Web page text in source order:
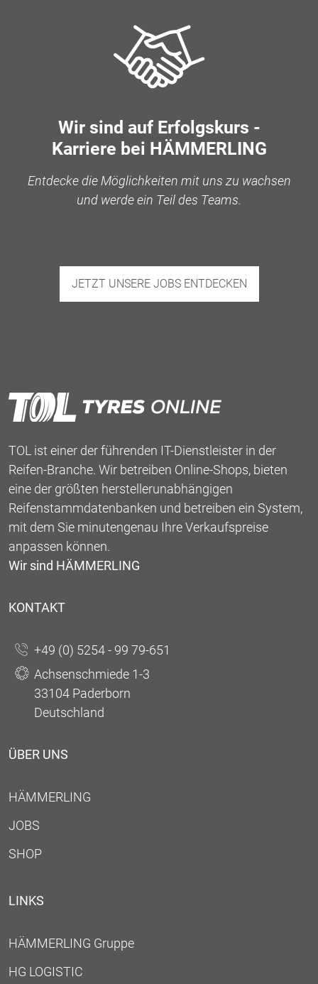
Wir sind auf Erfolgskurs -
Karriere bei HÄMMERLING
Entdecke die Möglichkeiten mit uns zu wachsen
und werde ein Teil des Teams.
JETZT UNSERE JOBS ENTDECKEN
TOL ist einer der führenden IT-Dienstleister in der
Reifen-Branche. Wir betreiben Online-Shops, bieten
eine der größten herstellerunabhängigen
Reifenstammdatenbanken und betreiben ein System,
mit dem Sie minutengenau Ihre Verkaufspreise
anpassen können.
Wir sind HÄMMERLING
KONTAKT
+49 (0) 5254 - 99 79-651
Achsenschmiede 1-3
33104 Paderborn
Deutschland
ÜBER UNS
HÄMMERLING
JOBS
SHOP
LINKS
HÄMMERLING Gruppe
HG LOGISTIC